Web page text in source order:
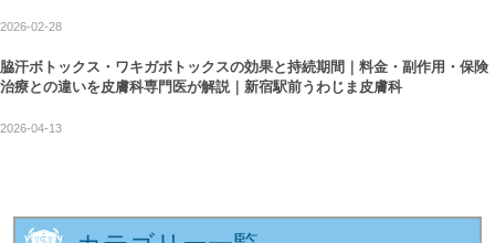
2026-02-28
脇汗ボトックス・ワキガボトックスの効果と持続期間｜料金・副作用・保険
治療との違いを皮膚科専門医が解説｜新宿駅前うわじま皮膚科
2026-04-13